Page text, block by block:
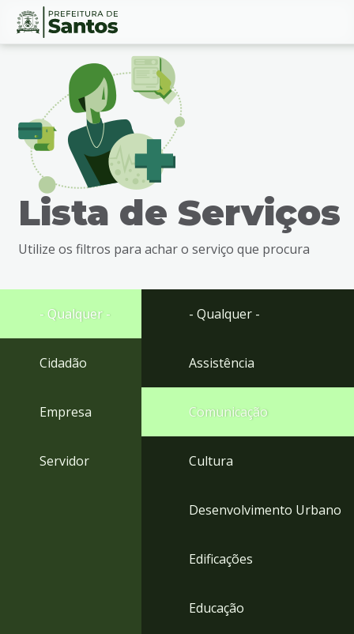
Ir
busca
Ir
rodapé
Conteúdo
Lista de Serviços
Utilize os filtros para achar o serviço que procura
- Qualquer -
Cidadão
Empresa
Servidor
- Qualquer -
Assistência
Comunicação
Cultura
Desenvolvimento Urbano
Edificações
Educação